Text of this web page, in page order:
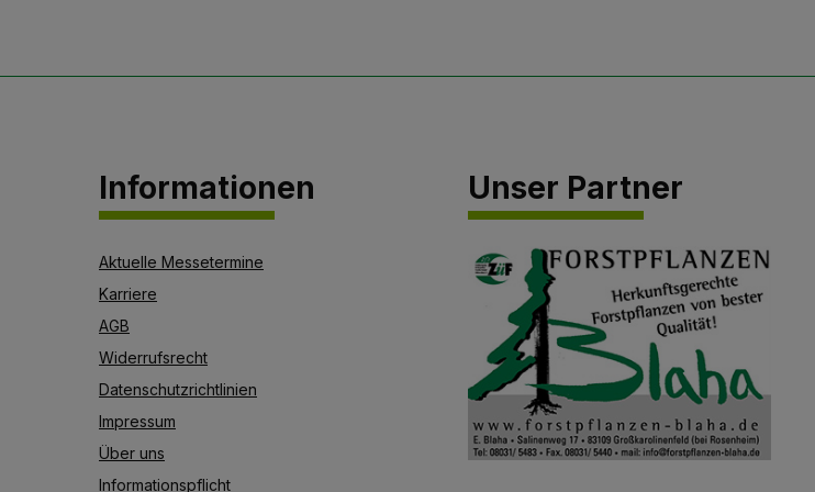
Informationen
Aktuelle Messetermine
Karriere
AGB
Widerrufsrecht
Datenschutzrichtlinien
Impressum
Über uns
Informationspflicht
Unser Partner